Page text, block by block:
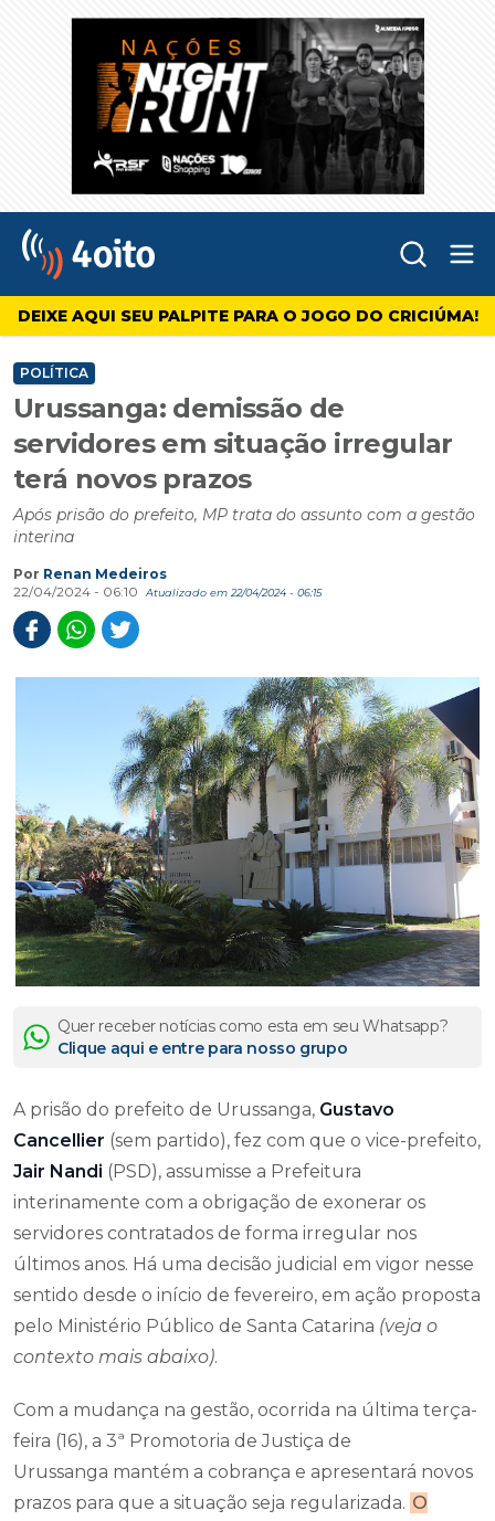
4oito
DEIXE AQUI SEU PALPITE PARA O JOGO DO CRICIÚMA!
POLÍTICA
Urussanga: demissão de
servidores em situação irregular
terá novos prazos
Após prisão do prefeito, MP trata do assunto com a gestão
interina
Por Renan Medeiros
22/04/2024 - 06:10
Atualizado em 22/04/2024 - 06:15
Quer receber notícias como esta em seu Whatsapp?
Clique aqui e entre para nosso grupo
A prisão do prefeito de Urussanga, Gustavo
Cancellier (sem partido), fez com que o vice-prefeito,
Jair Nandi (PSD), assumisse a Prefeitura
interinamente com a obrigação de exonerar os
servidores contratados de forma irregular nos
últimos anos. Há uma decisão judicial em vigor nesse
sentido desde o início de fevereiro, em ação proposta
pelo Ministério Público de Santa Catarina (veja o
contexto mais abaixo).
Com a mudança na gestão, ocorrida na última terça-
feira (16), a 3ª Promotoria de Justiça de
Urussanga mantém a cobrança e apresentará novos
prazos para que a situação seja regularizada. O